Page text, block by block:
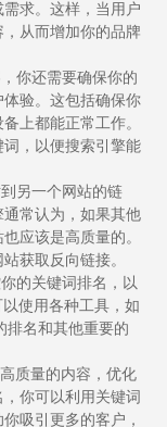
求。这样，当用户
从而增加你的品牌
你还需要确保你的
验。这包括确保你
上都能正常工作。
，以便搜索引擎能
另一个网站的链
常认为，如果其他
应该是高质量的。
获取反向链接。
的关键词排名，以
使用各种工具，如
排名和其他重要的
质量的内容，优化
你可以利用关键词
吸引更多的客户，